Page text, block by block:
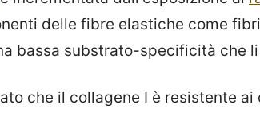
delle fibre elastiche come
bassa substrato-specificità che
che il collagene I è resistente